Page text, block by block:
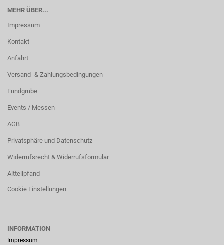
MEHR ÜBER...
Impressum
Kontakt
Anfahrt
Versand- & Zahlungsbedingungen
Fundgrube
Events / Messen
AGB
Privatsphäre und Datenschutz
Widerrufsrecht & Widerrufsformular
Altteilpfand
Cookie Einstellungen
INFORMATION
Impressum